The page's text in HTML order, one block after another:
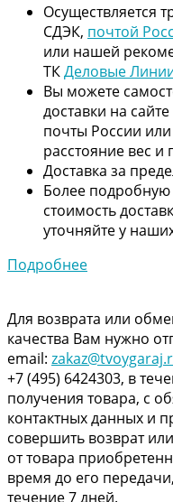
Осуществляется
СДЭК, почтой
или нашей
ТКДеловые
Вы можете
доставки на
почты России
расстояние вес и
Доставка за
Более
стоимость
уточняйте у
Подробнее
Для возврата или
качества Вам нужно
email:
+7 (495) 6424303, в
получения товара, с
контактных данных и
совершить возврат
от товара
время до его
течение 7 дней.